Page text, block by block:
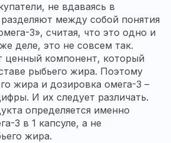
не вдаваясь в
между собой понятия
3», считая, что это одно и
деле, это не совсем так.
ценный компонент, который
рыбьего жира. Поэтому
жира и дозировка омега-3 –
И их следует различать.
определяется именно
3 в 1 капсуле, а не
жира.